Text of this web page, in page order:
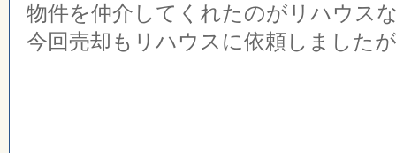
物件を仲介してくれたのがリハウス
今回売却もリハウスに依頼しました